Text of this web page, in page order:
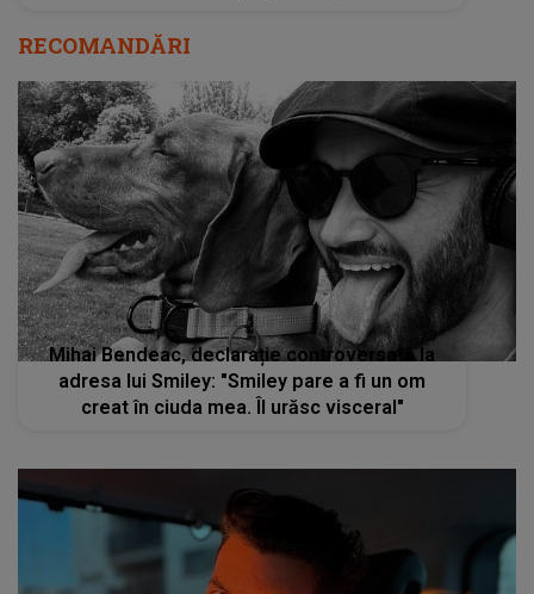
RECOMANDĂRI
Mihai Bendeac, declarație controversată la
adresa lui Smiley: "Smiley pare a fi un om
creat în ciuda mea. Îl urăsc visceral"